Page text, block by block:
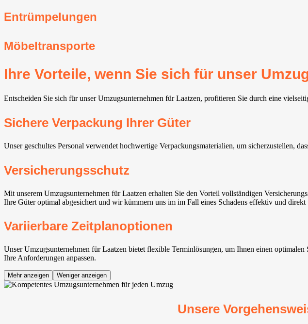
Entrümpelungen
Möbeltransporte
Ihre Vorteile, wenn Sie sich für unser
Entscheiden Sie sich für unser Umzugsunternehmen für Laatzen, profitieren Sie durch eine
Sichere Verpackung Ihrer Güter
Unser geschultes Personal verwendet hochwertige Verpackungsmaterialien, um sicherzustellen,
Versicherungsschutz
Mit unserem Umzugsunternehmen für Laatzen erhalten Sie den Vorteil vollständigen
Ihre Güter optimal abgesichert und wir kümmern uns im im Fall eines Schadens effektiv und direkt
Variierbare Zeitplanoptionen
Unser Umzugsunternehmen für Laatzen bietet flexible Terminlösungen, um Ihnen einen
Ihre Anforderungen anpassen.
Mehr anzeigen Weniger anzeigen
Unsere